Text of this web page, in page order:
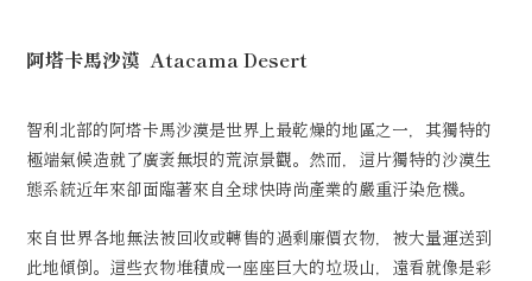
阿塔卡馬沙漠 Atacama Desert
智利北部的阿塔卡馬沙漠是世界上最乾燥的地區之一，其獨特的
極端氣候造就了廣袤無垠的荒涼景觀。然而，這片獨特的沙漠生
態系統近年來卻面臨著來自全球快時尚產業的嚴重汙染危機。
來自世界各地無法被回收或轉售的過剩廉價衣物，被大量運送到
此地傾倒。這些衣物堆積成一座座巨大的垃圾山，遠看就像是彩